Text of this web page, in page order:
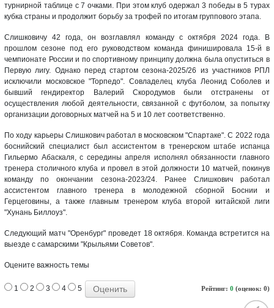
турнирной таблице с 7 очками. При этом клуб одержал 3 победы в 5 турах
кубка страны и продолжит борьбу за трофей по итогам группового этапа.
Слишковичу 42 года, он возглавлял команду с октября 2024 года. В
прошлом сезоне под его руководством команда финишировала 15-й в
чемпионате России и по спортивному принципу должна была опуститься в
Первую лигу. Однако перед стартом сезона-2025/26 из участников РПЛ
исключили московское "Торпедо". Совладелец клуба Леонид Соболев и
бывший гендиректор Валерий Скородумов были отстранены от
осуществления любой деятельности, связанной с футболом, за попытку
организации договорных матчей на 5 и 10 лет соответственно.
По ходу карьеры Слишкович работал в московском "Спартаке". С 2022 года
боснийский специалист был ассистентом в тренерском штабе испанца
Гильермо Абаскаля, с середины апреля исполнял обязанности главного
тренера столичного клуба и провел в этой должности 10 матчей, покинув
команду по окончании сезона-2023/24. Ранее Слишкович работал
ассистентом главного тренера в молодежной сборной Боснии и
Герцеговины, а также главным тренером клуба второй китайской лиги
"Хунань Биллоуз".
Следующий матч "Оренбург" проведет 18 октября. Команда встретится на
выезде с самарскими "Крыльями Советов".
Оцените важность темы
Рейтинг: 0 (оценок: 0)
1 2 3 4 5